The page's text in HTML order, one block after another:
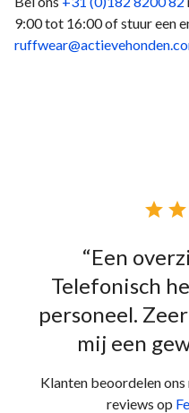
9:00 tot 16:00 of stuur een
 
“Een
Telefonisch
personeel.
mij een
Klanten beoordelen ons
reviews op